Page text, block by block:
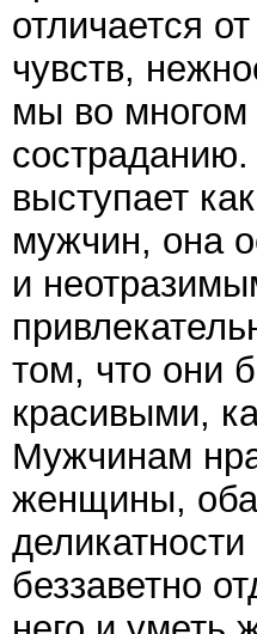
отличается
чувств,
мы во многом
выступает
мужчин, она
и
том, что они
красивыми,
Мужчинам
женщины,
беззаветно